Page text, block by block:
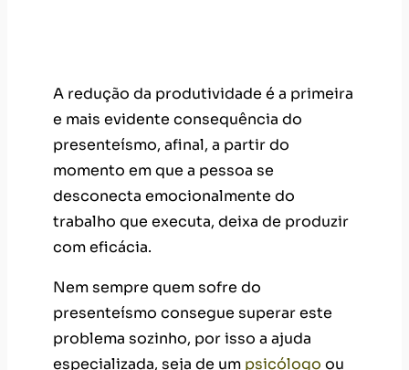
A redução da produtividade é a primeira
e mais evidente consequência do
presenteísmo, afinal, a partir do
momento em que a pessoa se
desconecta emocionalmente do
trabalho que executa, deixa de produzir
com eficácia.
Nem sempre quem sofre do
presenteísmo consegue superar este
problema sozinho, por isso a ajuda
especializada, seja de um psicólogo ou